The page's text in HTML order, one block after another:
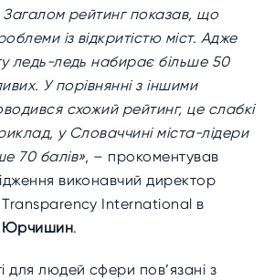
Загалом рейтинг показав, що
із відкритістю міст. Адже
ледь-ледь набирає більше 50
У порівнянні з іншими
схожий рейтинг, це слабкі
у Словаччині міста-лідери
70 балів», – прокоментував
виконавчий директор
Transparency International в
Юрчишин.
для людей сфери пов’язані з